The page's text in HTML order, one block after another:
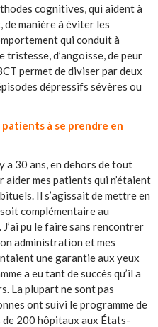
cognitives, qui aident à
de manière à éviter les
qui conduit à
tristesse, d’angoisse, de peur
permet de diviser par deux
dépressifs sévères ou
patients à se prendre en
a 30 ans, en dehors de tout
mes patients qui n’étaient
Il s’agissait de mettre en
complémentaire au
pu le faire sans rencontrer
administration et mes
une garantie aux yeux
a eu tant de succès qu’il a
La plupart ne sont pas
ont suivi le programme de
de 200 hôpitaux aux États-